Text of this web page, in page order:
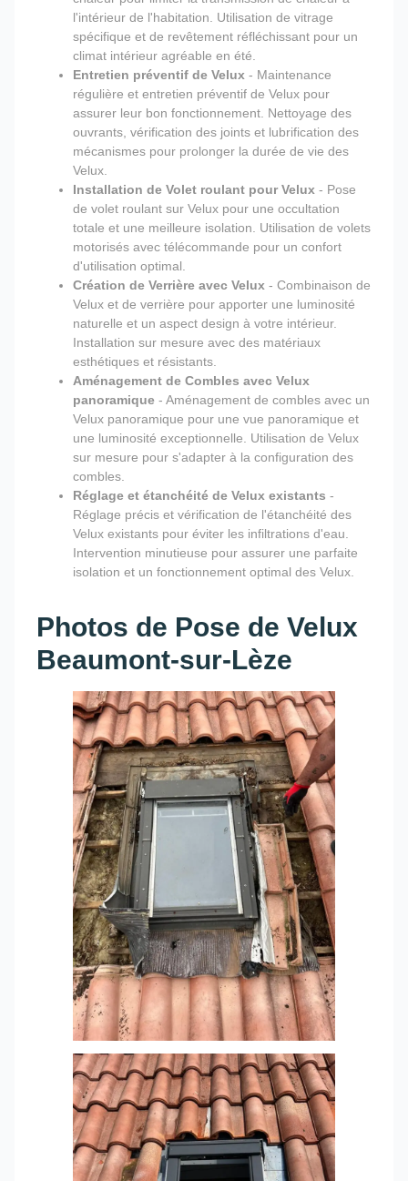
l'intérieur de l'habitation. Utilisation de vitrage
spécifique et de revêtement réfléchissant pour un
climat intérieur agréable en été.
Entretien préventif de Velux - Maintenance
régulière et entretien préventif de Velux pour
assurer leur bon fonctionnement. Nettoyage des
ouvrants, vérification des joints et lubrification des
mécanismes pour prolonger la durée de vie des
Velux.
Installation de Volet roulant pour Velux - Pose
de volet roulant sur Velux pour une occultation
totale et une meilleure isolation. Utilisation de volets
motorisés avec télécommande pour un confort
d'utilisation optimal.
Création de Verrière avec Velux - Combinaison de
Velux et de verrière pour apporter une luminosité
naturelle et un aspect design à votre intérieur.
Installation sur mesure avec des matériaux
esthétiques et résistants.
Aménagement de Combles avec Velux
panoramique - Aménagement de combles avec un
Velux panoramique pour une vue panoramique et
une luminosité exceptionnelle. Utilisation de Velux
sur mesure pour s'adapter à la configuration des
combles.
Réglage et étanchéité de Velux existants -
Réglage précis et vérification de l'étanchéité des
Velux existants pour éviter les infiltrations d'eau.
Intervention minutieuse pour assurer une parfaite
isolation et un fonctionnement optimal des Velux.
Photos de Pose de Velux
Beaumont-sur-Lèze